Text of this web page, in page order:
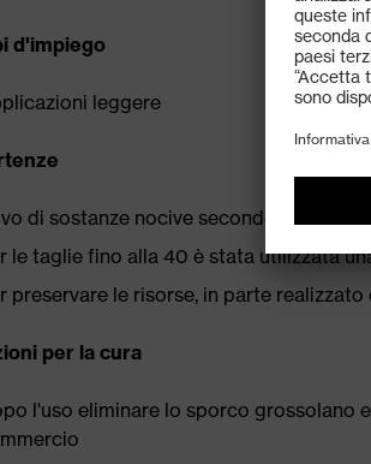
d'impiego
leggere
di sostanze nocive secondo la nostra
le taglie fino alla 40 è stata utilizzata
preservare le risorse, in parte
per la cura
l'uso eliminare lo sporco grossolano